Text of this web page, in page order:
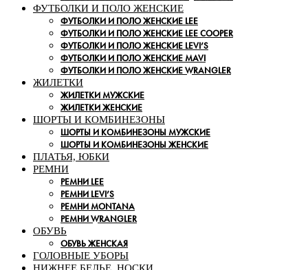
ФУТБОЛКИ И ПОЛО ЖЕНСКИЕ
ФУТБОЛКИ И ПОЛО ЖЕНСКИЕ LEE
ФУТБОЛКИ И ПОЛО ЖЕНСКИЕ LEE COOPER
ФУТБОЛКИ И ПОЛО ЖЕНСКИЕ LEVI’S
ФУТБОЛКИ И ПОЛО ЖЕНСКИЕ MAVI
ФУТБОЛКИ И ПОЛО ЖЕНСКИЕ WRANGLER
ЖИЛЕТКИ
ЖИЛЕТКИ МУЖСКИЕ
ЖИЛЕТКИ ЖЕНСКИЕ
ШОРТЫ И КОМБИНЕЗОНЫ
ШОРТЫ И КОМБИНЕЗОНЫ МУЖСКИЕ
ШОРТЫ И КОМБИНЕЗОНЫ ЖЕНСКИЕ
ПЛАТЬЯ, ЮБКИ
РЕМНИ
РЕМНИ LEE
РЕМНИ LEVI’S
РЕМНИ MONTANA
РЕМНИ WRANGLER
ОБУВЬ
ОБУВЬ ЖЕНСКАЯ
ГОЛОВНЫЕ УБОРЫ